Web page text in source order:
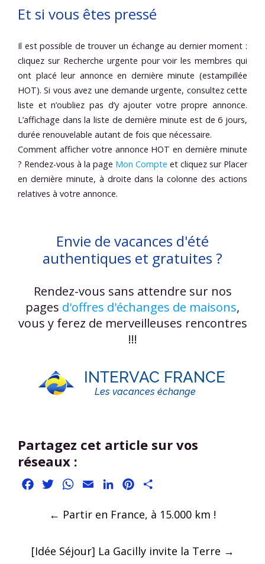
Et si vous êtes pressé
Il est possible de trouver un échange au dernier moment :
cliquez sur Recherche urgente pour voir les membres qui
ont placé leur annonce en dernière minute (estampillée
HOT). Si vous avez une demande urgente, consultez cette
liste et n’oubliez pas d’y ajouter votre propre annonce.
L’affichage dans la liste de dernière minute est de 6 jours,
durée renouvelable autant de fois que nécessaire.
Comment afficher votre annonce HOT en dernière minute
? Rendez-vous à la page Mon Compte et cliquez sur Placer
en dernière minute, à droite dans la colonne des actions
relatives à votre annonce.
Envie de vacances d'été
authentiques et gratuites ?
Rendez-vous sans attendre sur nos
pages d'offres d'échanges de maisons,
vous y ferez de merveilleuses rencontres
!!!
Partagez cet article sur vos
réseaux :
FacebookTwitterWhatsApp
Email LinkedInPinterest
← Partir en France, à 15.000 km !
[Idée Séjour] La Gacilly invite la Terre →